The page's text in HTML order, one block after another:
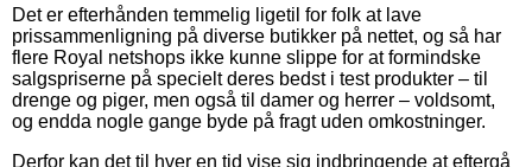
Det er efterhånden temmelig ligetil for folk at lave
prissammenligning på diverse butikker på nettet, og så har
flere Royal netshops ikke kunne slippe for at formindske
salgspriserne på specielt deres bedst i test produkter – til
drenge og piger, men også til damer og herrer – voldsomt,
og endda nogle gange byde på fragt uden omkostninger.
Derfor kan det til hver en tid vise sig indbringende at eftergå